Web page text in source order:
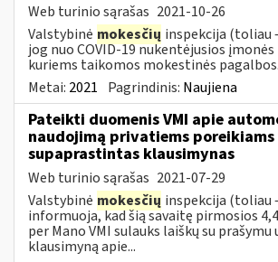
Web turinio sąrašas 2021-10-26
Valstybinė mokesčių inspekcija (toliau
jog nuo COVID-19 nukentėjusios įmonės
kuriems taikomos mokestinės
Metai: 2021 Pagrindinis: Naujiena
Pateikti duomenis VMI apie
naudojimą privatiems
supaprastintas klausimynas
Web turinio sąrašas 2021-07-29
Valstybinė mokesčių inspekcija (toliau
informuoja, kad šią savaitę pirmosios
per Mano VMI sulauks laiškų su
klausimyną apie...